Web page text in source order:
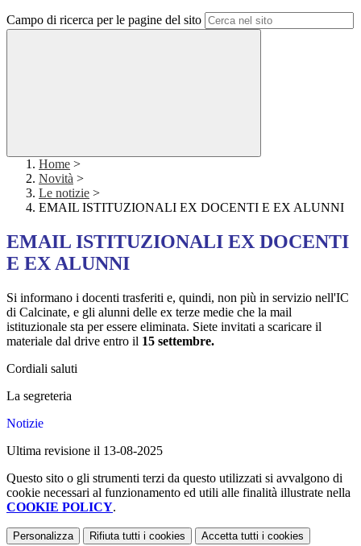
Campo di ricerca per le pagine del sito
Home >
Novità >
Le notizie >
EMAIL ISTITUZIONALI EX DOCENTI E EX ALUNNI
EMAIL ISTITUZIONALI EX DOCENTI
E EX ALUNNI
Si informano i docenti trasferiti e, quindi, non più in servizio nell'IC
di Calcinate, e gli alunni delle ex terze medie che la mail
istituzionale sta per essere eliminata. Siete invitati a scaricare il
materiale dal drive entro il 15 settembre.
Cordiali saluti
La segreteria
Notizie
Ultima revisione il 13-08-2025
Questo sito o gli strumenti terzi da questo utilizzati si avvalgono di
cookie necessari al funzionamento ed utili alle finalità illustrate nella
COOKIE POLICY.
Personalizza Rifiuta tutti i cookies Accetta tutti i cookies